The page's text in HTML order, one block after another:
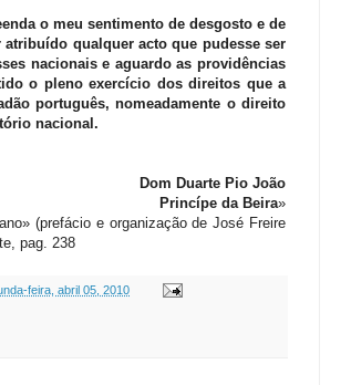
o meu sentimento de desgosto e de
qualquer acto que pudesse ser
nacionais e aguardo as providências
o pleno exercício dos direitos que a
português, nomeadamente o direito
nacional.
Dom Duarte Pio João
Princípe da Beira»
(prefácio e organização de José Freire
pag. 238
feira, abril 05, 2010